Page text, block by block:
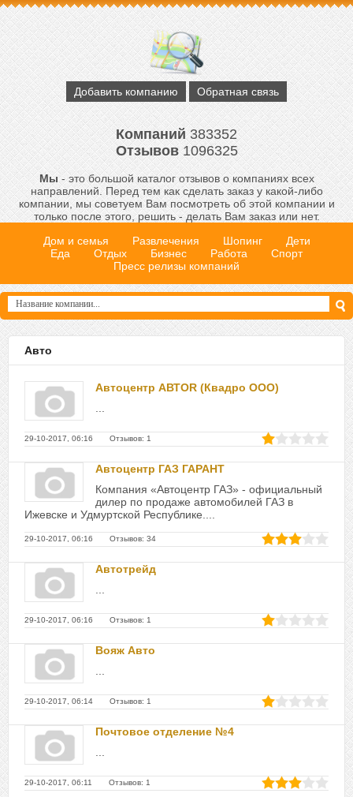
Добавить компанию Обратная связь
Компаний383352
Отзывов1096325
Мы- это большой каталог отзывов о компаниях всех
направлений. Перед тем как сделать заказ у какой-либо
компании, мы советуем Вам посмотреть об этой компании и
только после этого, решить - делать Вам заказ или нет.
Дом и семья
Развлечения Шопинг
Дети
Еда
Отдых Бизнес Работа
Спорт
Пресс релизы компаний
Авто
Автоцентр АВТОR (Квадро ООО)
29-10-2017, 06:16 Отзывов: 1
Автоцентр ГАЗ ГАРАНТ
Компания «Автоцентр ГАЗ» - официальный
дилер по продаже автомобилей ГАЗ в
Ижевске и Удмуртской Республике....
29-10-2017, 06:16 Отзывов: 34
Автотрейд
29-10-2017, 06:16 Отзывов: 1
Вояж Авто
29-10-2017, 06:14 Отзывов: 1
Почтовое отделение №4
29-10-2017, 06:11 Отзывов: 1